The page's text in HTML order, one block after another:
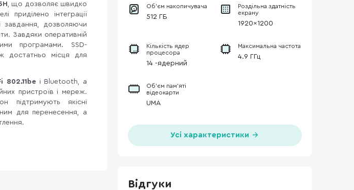
, що дозволяє швидко
приділено інтеграції
завдання, дозволяючи
Завдяки оперативній
програмами. SSD-
достатньо місця для
802.11be і Bluetooth, а
пристроїв і мереж.
підтримують якісні
для перенесення, а
Об'єм накопичувача
512 ГБ
Роздільна здатність
екрану
1920×1200
Кількість ядер
процесора
14 -ядерний
Максимальна частота
4.9 ГГц
Об’єм пам’яті
відеокарти
UMA
Усі характеристики
Відгуки